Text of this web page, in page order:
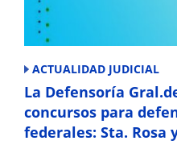
ACTUALIDAD JUDICIAL
La Defensoría
concursos para
federales: Sta. Rosa